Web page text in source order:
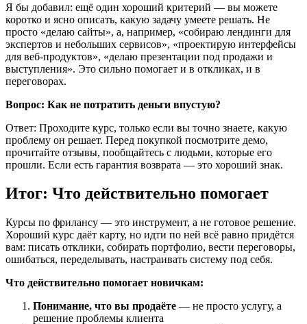
Я бы добавил: ещё один хороший критерий — вы можете
коротко и ясно описать, какую задачу умеете решать. Не
просто «делаю сайты», а, например, «собираю лендинги для
экспертов и небольших сервисов», «проектирую интерфейсы
для веб-продуктов», «делаю презентации под продажи и
выступления». Это сильно помогает и в откликах, и в
переговорах.
Вопрос: Как не потратить деньги впустую?
Ответ: Проходите курс, только если вы точно знаете, какую
проблему он решает. Перед покупкой посмотрите демо,
прочитайте отзывы, пообщайтесь с людьми, которые его
прошли. Если есть гарантия возврата — это хороший знак.
Итог: Что действительно помогает
Курсы по фрилансу — это инструмент, а не готовое решение.
Хороший курс даёт карту, но идти по ней всё равно придётся
вам: писать отклики, собирать портфолио, вести переговоры,
ошибаться, переделывать, настраивать систему под себя.
Что действительно помогает новичкам:
Понимание, что вы продаёте — не просто услугу, а
решение проблемы клиента